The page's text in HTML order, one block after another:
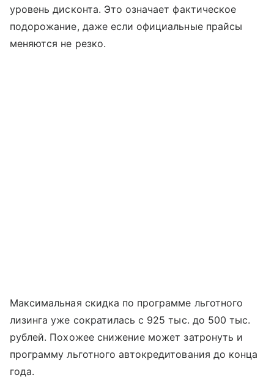
уровень дисконта. Это означает фактическое
подорожание, даже если официальные прайсы
меняются не резко.
Максимальная скидка по программе льготного
лизинга уже сократилась с 925 тыс. до 500 тыс.
рублей. Похожее снижение может затронуть и
программу льготного автокредитования до конца
года.